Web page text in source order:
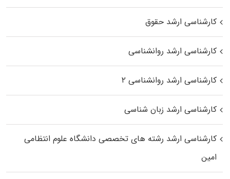
کارشناسی ارشد حقوق
کارشناسی ارشد روانشناسی
کارشناسی ارشد روانشناسی ۲
کارشناسی ارشد زبان شناسی
کارشناسی ارشد رﺷﺘﻪ ﻫﺎی تخصصی داﻧﺸﮕﺎه ﻋﻠﻮم انتظامی
اﻣﻴﻦ